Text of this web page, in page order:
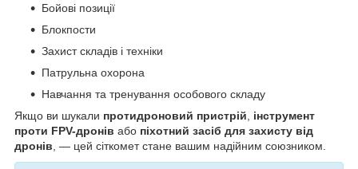
Бойові позиції
Блокпости
Захист складів і техніки
Патрульна охорона
Навчання та тренування особового складу
Якщо ви шукали протидроновий пристрій
інструмент
проти FPV-дронів або піхотний засіб для захисту від
дронів , — цей сіткомет стане вашим надійним союзником.